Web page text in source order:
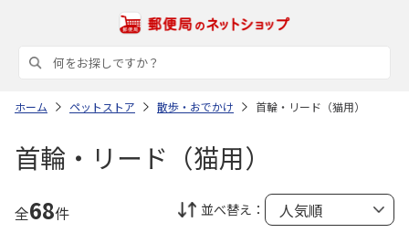
ホーム ペットストア 散歩・おでかけ 首輪・リード（猫用）
首輪・リード（猫用）
全68件 並べ替え：